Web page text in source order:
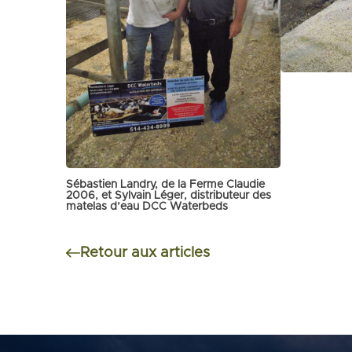
Sébastien Landry, de la Ferme Claudie
2006, et Sylvain Léger, distributeur des
matelas d’eau DCC Waterbeds
Retour aux articles